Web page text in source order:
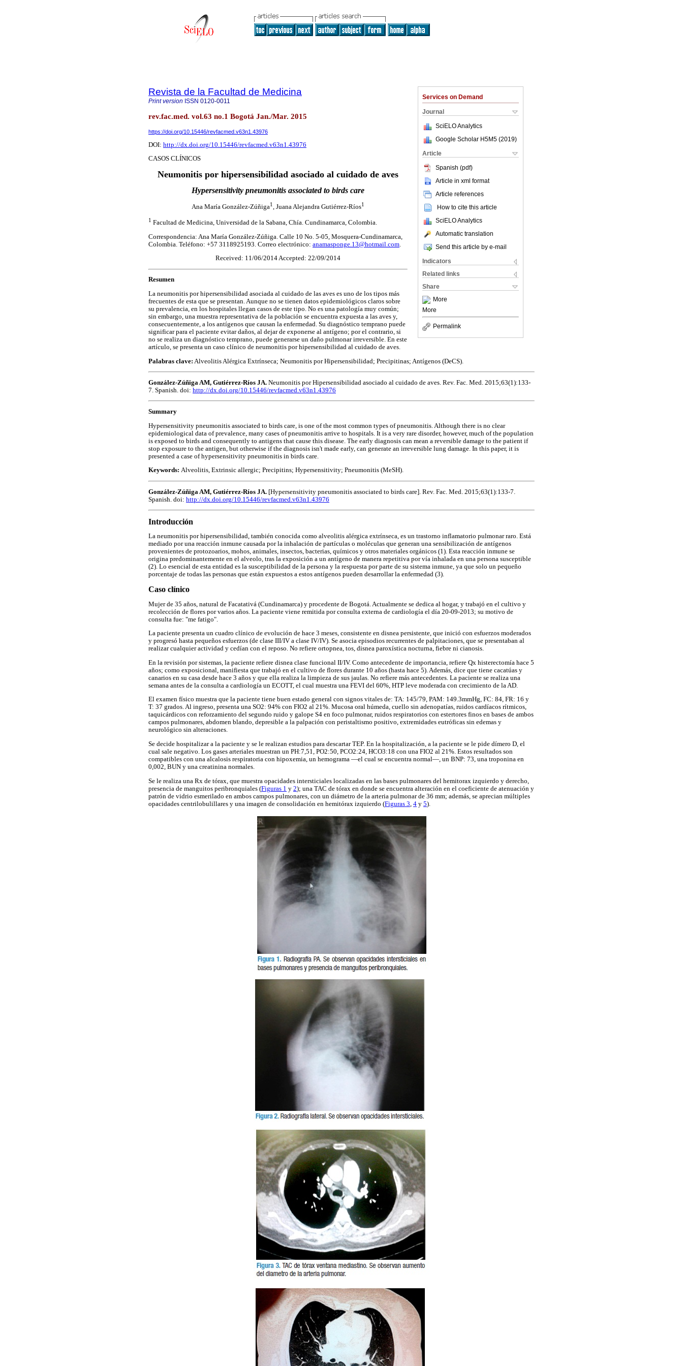
Services on Demand
Journal
SciELO Analytics
Google Scholar H5M5 (2019)
Article
Spanish (pdf)
Article in xml format
Article references
How to cite this article
SciELO Analytics
Automatic translation
Send this article by e-mail
Indicators
Related links
Share
More
More
Permalink
Revista de la Facultad de Medicina
Print version ISSN 0120-0011
rev.fac.med. vol.63 no.1 Bogotá Jan./Mar. 2015
https://doi.org/10.15446/revfacmed.v63n1.43976
DOI: http://dx.doi.org/10.15446/revfacmed.v63n1.43976
CASOS CLÍNICOS
Neumonitis por hipersensibilidad asociado al cuidado de aves
Hypersensitivity pneumonitis associated to birds care
Ana María González-Zúñiga1 , Juana Alejandra Gutiérrez-Ríos1
1 Facultad de Medicina, Universidad de la Sabana, Chía. Cundinamarca, Colombia.
Correspondencia: Ana María González-Zúñiga. Calle 10 No. 5-05, Mosquera-Cundinamarca,
Colombia. Teléfono: +57 3118925193. Correo electrónico: anamasponge.13@hotmail.com
Received: 11/06/2014 Accepted: 22/09/2014
Resumen
La neumonitis por hipersensibilidad asociada al cuidado de las aves es uno de los tipos más
frecuentes de esta que se presentan. Aunque no se tienen datos epidemiológicos claros sobre
su prevalencia, en los hospitales llegan casos de este tipo. No es una patología muy común;
sin embargo, una muestra representativa de la población se encuentra expuesta a las aves y,
consecuentemente, a los antígenos que causan la enfermedad. Su diagnóstico temprano puede
significar para el paciente evitar daños, al dejar de exponerse al antígeno; por el contrario, si
no se realiza un diagnóstico temprano, puede generarse un daño pulmonar irreversible. En este
artículo, se presenta un caso clínico de neumonitis por hipersensibilidad al cuidado de aves.
Palabras clave: Alveolitis Alérgica Extrínseca; Neumonitis por Hipersensibilidad; Precipitinas; Antígenos (DeCS).
González-Zúñiga AM, Gutiérrez-Ríos JA. Neumonitis por Hipersensibilidad asociado al cuidado de aves. Rev. Fac. Med. 2015;63(1):133-
7. Spanish. doi: http://dx.doi.org/10.15446/revfacmed.v63n1.43976
Summary
Hypersensitivity pneumonitis associated to birds care, is one of the most common types of pneumonitis. Although there is no clear
epidemiological data of prevalence, many cases of pneumonitis arrive to hospitals. It is a very rare disorder, however, much of the population
is exposed to birds and consequently to antigens that cause this disease. The early diagnosis can mean a reversible damage to the patient if
stop exposure to the antigen, but otherwise if the diagnosis isn't made early, can generate an irreversible lung damage. In this paper, it is
presented a case of hypersensitivity pneumonitis in birds care.
Keywords: Alveolitis, Extrinsic allergic; Precipitins; Hypersensitivity; Pneumonitis (MeSH).
González-Zúñiga AM, Gutiérrez-Ríos JA. [Hypersensitivity pneumonitis associated to birds care]. Rev. Fac. Med. 2015;63(1):133-7.
Spanish. doi: http://dx.doi.org/10.15446/revfacmed.v63n1.43976
Introducción
La neumonitis por hipersensibilidad, también conocida como alveolitis alérgica extrínseca, es un trastorno inflamatorio pulmonar raro. Está
mediado por una reacción inmune causada por la inhalación de partículas o moléculas que generan una sensibilización de antígenos
provenientes de protozoarios, mohos, animales, insectos, bacterias, químicos y otros materiales orgánicos (1). Esta reacción inmune se
origina predominantemente en el alveolo, tras la exposición a un antígeno de manera repetitiva por vía inhalada en una persona susceptible
(2). Lo esencial de esta entidad es la susceptibilidad de la persona y la respuesta por parte de su sistema inmune, ya que solo un pequeño
porcentaje de todas las personas que están expuestos a estos antígenos pueden desarrollar la enfermedad (3).
Caso clínico
Mujer de 35 años, natural de Facatativá (Cundinamarca) y procedente de Bogotá. Actualmente se dedica al hogar, y trabajó en el cultivo y
recolección de flores por varios años. La paciente viene remitida por consulta externa de cardiología el día 20-09-2013; su motivo de
consulta fue: "me fatigo".
La paciente presenta un cuadro clínico de evolución de hace 3 meses, consistente en disnea persistente, que inició con esfuerzos moderados
y progresó hasta pequeños esfuerzos (de clase III/IV a clase IV/IV). Se asocia episodios recurrentes de palpitaciones, que se presentaban al
realizar cualquier actividad y cedían con el reposo. No refiere ortopnea, tos, disnea paroxística nocturna, fiebre ni cianosis.
En la revisión por sistemas, la paciente refiere disnea clase funcional II/IV. Como antecedente de importancia, refiere Qx histerectomía hace 5
años; como exposicional, manifiesta que trabajó en el cultivo de flores durante 10 años (hasta hace 5). Además, dice que tiene cacatúas y
canarios en su casa desde hace 3 años y que ella realiza la limpieza de sus jaulas. No refiere más antecedentes. La paciente se realiza una
semana antes de la consulta a cardiología un ECOTT, el cual muestra una FEVI del 60%, HTP leve moderada con crecimiento de la AD.
El examen físico muestra que la paciente tiene buen estado general con signos vitales de: TA: 145/79, PAM: 149.3mmHg, FC: 84, FR: 16 y
T: 37 grados. Al ingreso, presenta una SO2: 94% con FIO2 al 21%. Mucosa oral húmeda, cuello sin adenopatías, ruidos cardíacos rítmicos,
taquicárdicos con reforzamiento del segundo ruido y galope S4 en foco pulmonar, ruidos respiratorios con estertores finos en bases de ambos
campos pulmonares, abdomen blando, depresible a la palpación con peristaltismo positivo, extremidades eutróficas sin edemas y
neurológico sin alteraciones.
Se decide hospitalizar a la paciente y se le realizan estudios para descartar TEP. En la hospitalización, a la paciente se le pide dímero D, el
cual sale negativo. Los gases arteriales muestran un PH:7,51, PO2:50, PCO2:24, HCO3:18 con una FIO2 al 21%. Estos resultados son
compatibles con una alcalosis respiratoria con hipoxemia, un hemograma —el cual se encuentra normal—, un BNP: 73, una troponina en
0,002, BUN y una creatinina normales.
Se le realiza una Rx de tórax, que muestra opacidades intersticiales localizadas en las bases pulmonares del hemitorax izquierdo y derecho,
presencia de manguitos peribronquiales (Figuras 1 y 2); una TAC de tórax en donde se encuentra alteración en el coeficiente de atenuación y
patrón de vidrio esmerilado en ambos campos pulmonares, con un diámetro de la arteria pulmonar de 36 mm; además, se aprecian múltiples
opacidades centrilobulillares y una imagen de consolidación en hemitórax izquierdo (Figuras 3 4 y 5).